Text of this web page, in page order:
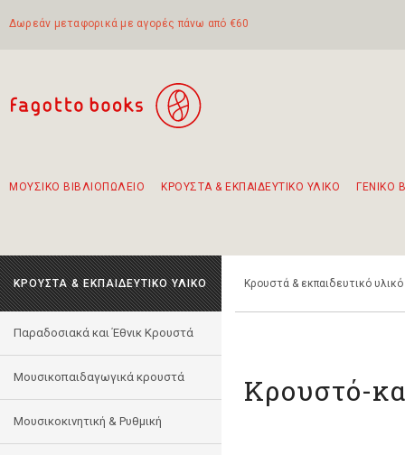
Δωρεάν μεταφορικά με αγορές πάνω από €60
ΜΟΥΣΙΚΟ ΒΙΒΛΙΟΠΩΛΕΙΟ ΚΡΟΥΣΤΑ & ΕΚΠΑΙΔΕΥΤΙΚΟ ΥΛΙΚΟ ΓΕΝΙΚΟ
ΚΡΟΥΣΤΑ & ΕΚΠΑΙΔΕΥΤΙΚΟ ΥΛΙΚΟ
Παραδοσιακά και Έθνικ Κρουστά
Μουσικοπαιδαγωγικά κρουστά
Μουσικοκινητική & Ρυθμική
Κρουστά & εκπαιδευτικό υλικό
Κρουστό-